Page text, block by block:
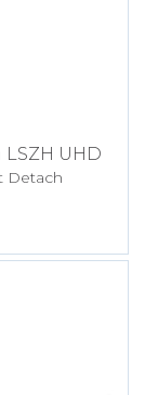
UHD
Detach